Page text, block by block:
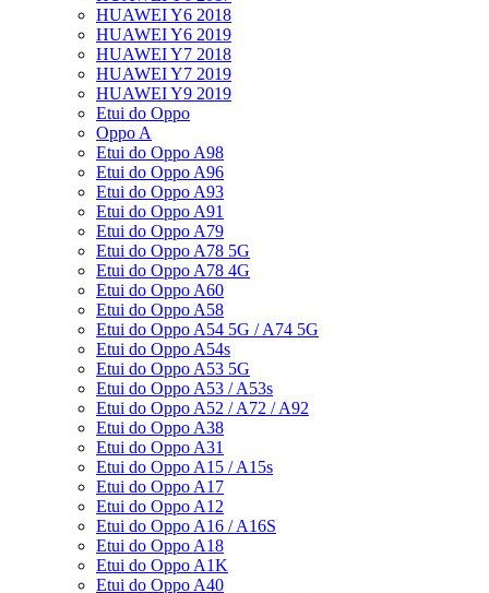
HUAWEI Y6 2018
HUAWEI Y6 2019
HUAWEI Y7 2018
HUAWEI Y7 2019
HUAWEI Y9 2019
Etui do Oppo
Oppo A
Etui do Oppo A98
Etui do Oppo A96
Etui do Oppo A93
Etui do Oppo A91
Etui do Oppo A79
Etui do Oppo A78 5G
Etui do Oppo A78 4G
Etui do Oppo A60
Etui do Oppo A58
Etui do Oppo A54 5G / A74 5G
Etui do Oppo A54s
Etui do Oppo A53 5G
Etui do Oppo A53 / A53s
Etui do Oppo A52 / A72 / A92
Etui do Oppo A38
Etui do Oppo A31
Etui do Oppo A15 / A15s
Etui do Oppo A17
Etui do Oppo A12
Etui do Oppo A16 / A16S
Etui do Oppo A18
Etui do Oppo A1K
Etui do Oppo A40